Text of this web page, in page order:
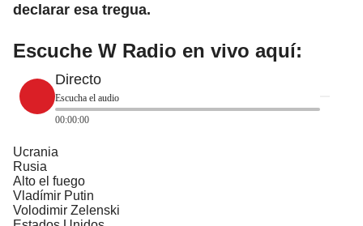
declarar esa tregua.
Escuche W Radio en vivo aquí:
Directo
Escucha el audio
00:00:00
Ucrania
Rusia
Alto el fuego
Vladímir Putin
Volodimir Zelenski